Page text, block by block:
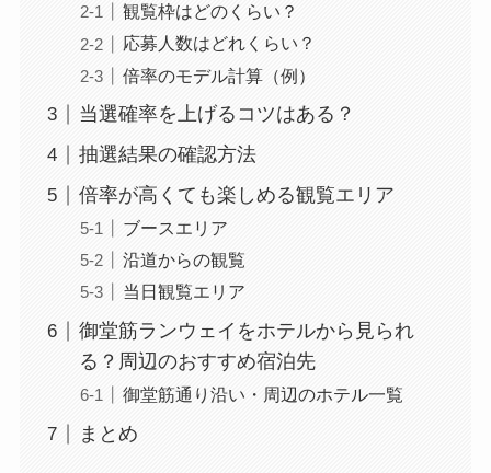
観覧枠はどのくらい？
応募人数はどれくらい？
倍率のモデル計算（例）
当選確率を上げるコツはある？
抽選結果の確認方法
倍率が高くても楽しめる観覧エリア
ブースエリア
沿道からの観覧
当日観覧エリア
御堂筋ランウェイをホテルから見られ
る？周辺のおすすめ宿泊先
御堂筋通り沿い・周辺のホテル一覧
まとめ